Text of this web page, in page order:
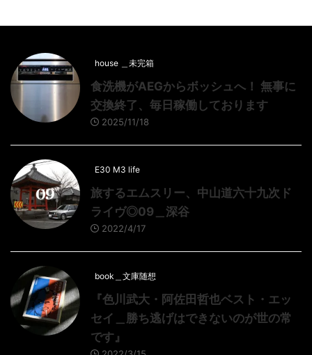
house ＿未完箱
食洗機がAEGからボッシュへ！ 無事に
交換終了、毎日稼働しております
2025/11/18
E30 M3 life
旅するエムスリー、中山道六十九次ド
ライヴ◎09＿深谷
2022/4/17
book＿文庫随想
『色川武大・阿佐田哲也ベスト・エッ
セイ＿勝ち逃げはできないのが世の常
です』